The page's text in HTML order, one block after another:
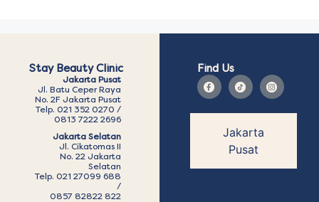
Stay Beauty Clinic
Jakarta Pusat
Jl. Batu Ceper Raya
No. 2F Jakarta Pusat
Telp. 021 352 0270 /
0813 7222 2696
Jakarta Selatan
Jl. Cikatomas II
No. 22 Jakarta
Selatan
Telp. 021 27099 688
/
0857 82822 822
Find Us
Jakarta
Pusat